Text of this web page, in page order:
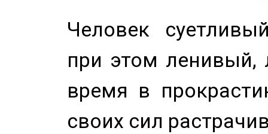
Человек
при этом
время в
своих сил